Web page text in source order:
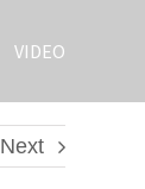
VIDEO
Next